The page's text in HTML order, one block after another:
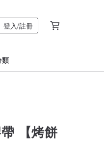
登入/註冊
類
【烤餅